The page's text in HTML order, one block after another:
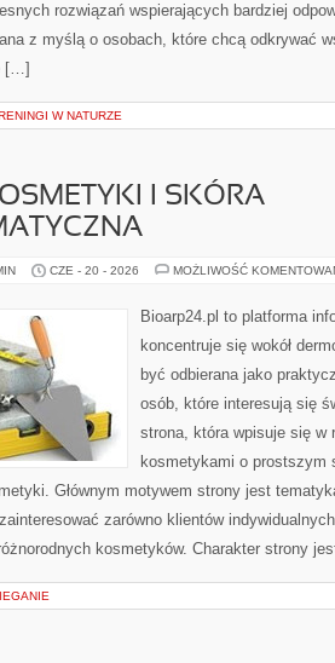
rozwiązań wspierających bardziej
z myślą o osobach, które chcą odkrywać
[…]
W NATURZE
I SKÓRA
CZE - 20 - 2026 MOŻLIWOŚĆ
Bioarp24.pl to platforma
koncentruje się wokół
być odbierana jako
osób, które interesują się
strona, która wpisuje się w
kosmetykami o prostszym
Głównym motywem strony jest
zarówno klientów
kosmetyków. Charakter strony